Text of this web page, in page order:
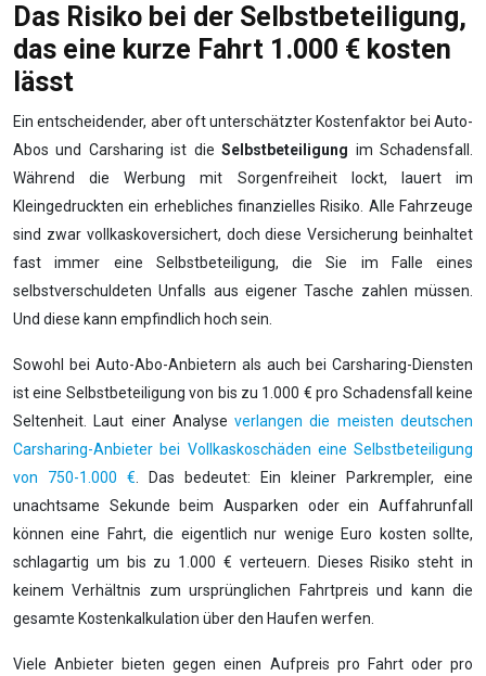
Das Risiko bei der Selbstbeteiligung,
das eine kurze Fahrt 1.000 € kosten
lässt
Ein entscheidender, aber oft unterschätzter Kostenfaktor bei Auto-
Abos und Carsharing ist dieSelbstbeteiligung im Schadensfall.
Während die Werbung mit Sorgenfreiheit lockt, lauert im
Kleingedruckten ein erhebliches finanzielles Risiko. Alle Fahrzeuge
sind zwar vollkaskoversichert, doch diese Versicherung beinhaltet
fast immer eine Selbstbeteiligung, die Sie im Falle eines
selbstverschuldeten Unfalls aus eigener Tasche zahlen müssen.
Und diese kann empfindlich hoch sein.
Sowohl bei Auto-Abo-Anbietern als auch bei Carsharing-Diensten
ist eine Selbstbeteiligung von bis zu 1.000 € pro Schadensfall keine
Seltenheit. Laut einer Analyseverlangen die meisten deutschen
Carsharing-Anbieter bei Vollkaskoschäden eine Selbstbeteiligung
von 750-1.000 € . Das bedeutet: Ein kleiner Parkrempler, eine
unachtsame Sekunde beim Ausparken oder ein Auffahrunfall
können eine Fahrt, die eigentlich nur wenige Euro kosten sollte,
schlagartig um bis zu 1.000 € verteuern. Dieses Risiko steht in
keinem Verhältnis zum ursprünglichen Fahrtpreis und kann die
gesamte Kostenkalkulation über den Haufen werfen.
Viele Anbieter bieten gegen einen Aufpreis pro Fahrt oder pro